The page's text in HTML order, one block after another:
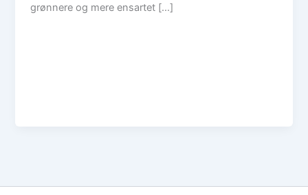
grønnere og mere ensartet […]